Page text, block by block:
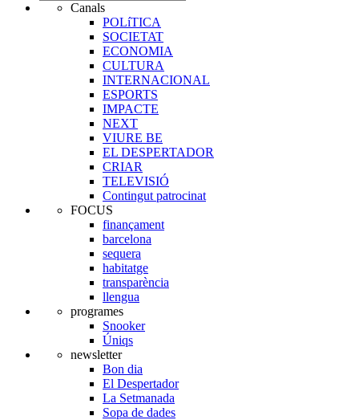
Canals
POLíTICA
SOCIETAT
ECONOMIA
CULTURA
INTERNACIONAL
ESPORTS
IMPACTE
NEXT
VIURE BE
EL DESPERTADOR
CRIAR
TELEVISIÓ
Contingut patrocinat
FOCUS
finançament
barcelona
sequera
habitatge
transparència
llengua
programes
Snooker
Úniqs
newsletter
Bon dia
El Despertador
La Setmanada
Sopa de dades